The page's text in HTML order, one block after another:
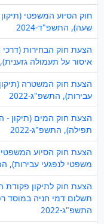
שעה), התשפ"ד-2024
הצעת חוק הבחירות (דרכי
איסור על תעמולה גזענית),
הצעת חוק המשטרה
עבירות), התשפ"ג-2022
הצעת חוק המים (תיקון -
תפילה), התשפ"ג-2022
הצעת חוק הסיוע המשפטי
משפטי לנפגעי עבירות),
הצעת חוק לתיקון פקודת
תשלום דמי חניה במוסד
התשפ"ג-2022